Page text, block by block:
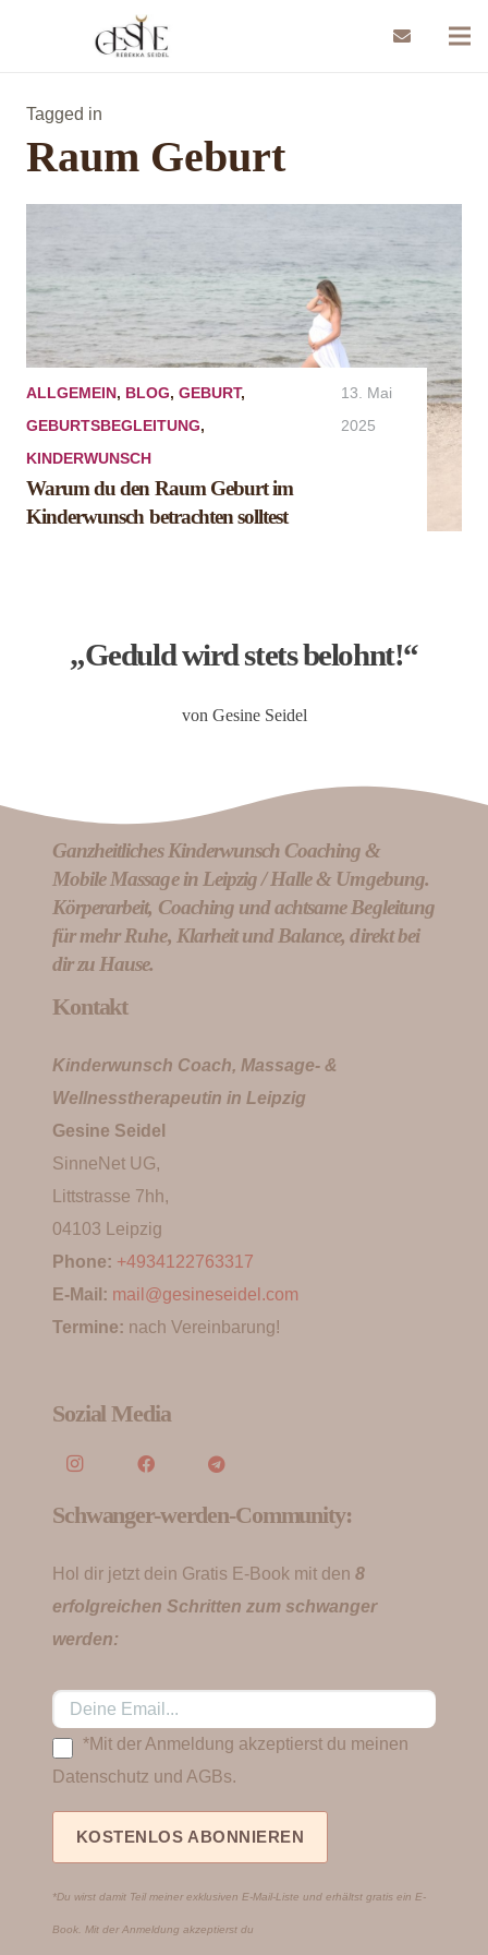
Tagged in
Raum Geburt
ALLGEMEIN, BLOG, GEBURT,
GEBURTSBEGLEITUNG,
KINDERWUNSCH
13. Mai
2025
Warum du den Raum Geburt im
Kinderwunsch betrachten solltest
„Geduld wird stets belohnt!“
von Gesine Seidel
Ganzheitliches Kinderwunsch Coaching &
Mobile Massage in Leipzig / Halle & Umgebung.
Körperarbeit, Coaching und achtsame Begleitung
für mehr Ruhe, Klarheit und Balance, direkt bei
dir zu Hause.
Kontakt
Kinderwunsch Coach, Massage- &
Wellnesstherapeutin in Leipzig
Gesine Seidel
SinneNet UG,
Littstrasse 7hh,
04103 Leipzig
Phone: +4934122763317
E-Mail: mail@gesineseidel.com
Termine: nach Vereinbarung!
Sozial Media
Schwanger-werden-Community:
Hol dir jetzt dein Gratis E-Book mit den 8
erfolgreichen Schritten zum schwanger
werden:
*Mit der Anmeldung akzeptierst du meinen
Datenschutz und AGBs.
*Du wirst damit Teil meiner exklusiven E-Mail-Liste und erhältst gratis ein E-
Book. Mit der Anmeldung akzeptierst du